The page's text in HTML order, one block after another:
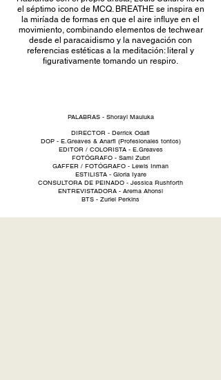
el séptimo icono de MCQ. BREATHE se inspira en
la miríada de formas en que el aire influye en el
movimiento, combinando elementos de techwear
desde el paracaidismo y la navegación con
referencias estéticas a la meditación: literal y
figurativamente tomando un respiro.
PALABRAS - Shorayi Mauluka
DIRECTOR - Derrick Odafi
DOP - E.Greaves & Anarfi (Profesionales tontos)
EDITOR / COLORISTA - E.Greaves
FOTÓGRAFO - Sami Zubri
GAFFER / FOTÓGRAFO - Lewis Inman
ESTILISTA - Gloria Iyare
CONSULTORA DE PEINADO - Jessica Rushforth
ENTREVISTADORA - Arema Ahonsi
BTS - Zuriel Perkins